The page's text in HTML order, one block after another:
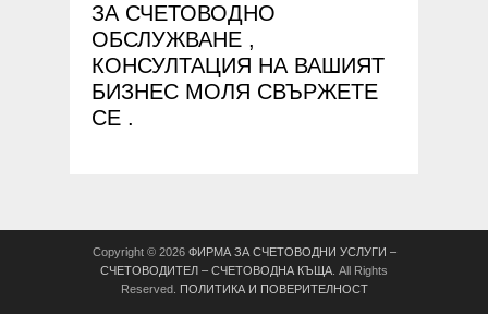
ЗА СЧЕТОВОДНО
ОБСЛУЖВАНЕ ,
КОНСУЛТАЦИЯ НА ВАШИЯТ
БИЗНЕС МОЛЯ СВЪРЖЕТЕ
СЕ .
Copyright © 2026 ФИРМА ЗА СЧЕТОВОДНИ УСЛУГИ –
СЧЕТОВОДИТЕЛ – СЧЕТОВОДНА КЪЩА . All Rights
Reserved. ПОЛИТИКА И ПОВЕРИТЕЛНОСТ